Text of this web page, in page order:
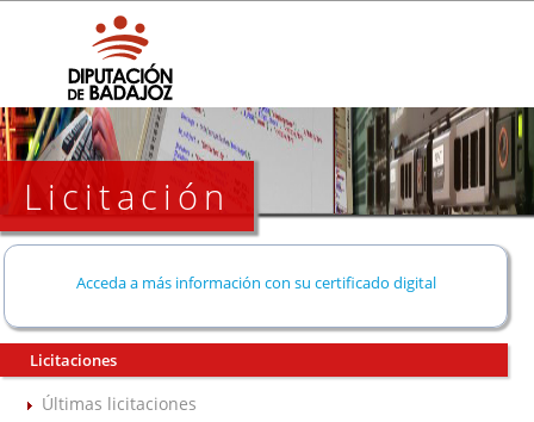
Licitación
Acceda a más información con su certificado digital
Licitaciones
Últimas licitaciones